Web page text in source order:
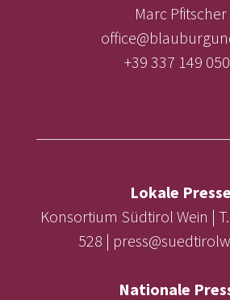
Marc Pfitscher
+39 337 149
Lokale Presse
Konsortium Südtirol Wein |
528 |
Nationale